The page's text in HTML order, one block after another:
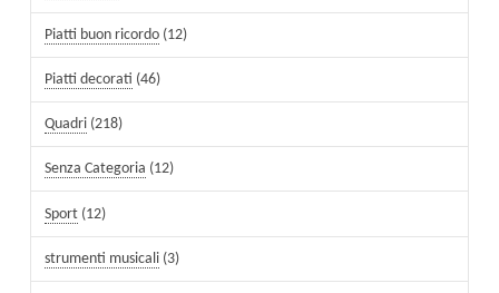
Piatti buon ricordo (12)
Piatti decorati (46)
Quadri (218)
Senza Categoria (12)
Sport (12)
strumenti musicali (3)